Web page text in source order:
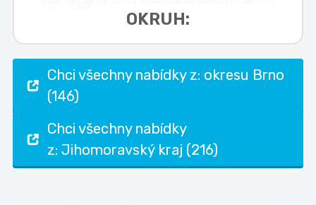
OKRUH:
Chci všechny nabídky z: okresu Brno
(146)
Chci všechny nabídky
z: Jihomoravský kraj (216)